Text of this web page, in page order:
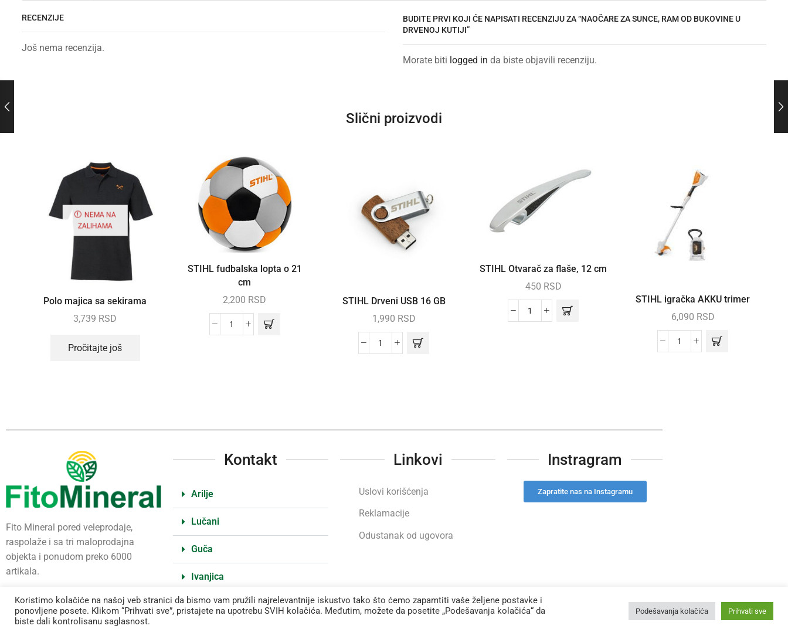
RECENZIJE
Još nema recenzija.
BUDITE PRVI KOJI ĆE NAPISATI RECENZIJU ZA “NAOČARE ZA SUNCE, RAM OD BUKOVINE U
DRVENOJ KUTIJI”
Morate biti logged in da biste objavili recenziju.
Slični proizvodi
NEMA NA
ZALIHAMA
Polo majica sa sekirama
3,739 RSD
Pročitajte još
STIHL fudbalska lopta o 21
cm
2,200 RSD
STIHL Drveni USB 16 GB
1,990 RSD
STIHL Otvarač za flaše, 12 cm
450 RSD
STIHL igračka AKKU trimer
6,090 RSD
Fito Mineral pored veleprodaje,
raspolaže i sa tri maloprodajna
objekta i ponudom preko 6000
artikala.
Kontakt
Arilje
Lučani
Guča
Ivanjica
Linkovi
Uslovi korišćenja
Reklamacije
Odustanak od ugovora
Instragram
Zapratite nas na Instagramu
Sva prava zadržana ©2023 Fitomineral
Izrada sajta Strix Counsulting
Koristimo kolačiće na našoj veb stranici da bismo vam pružili najrelevantnije iskustvo tako što ćemo zapamtiti vaše željene postavke i
ponovljene posete. Klikom “Prihvati sve”, pristajete na upotrebu SVIH kolačića. Međutim, možete da posetite „Podešavanja kolačića“ da
biste dali kontrolisanu saglasnost.
Podešavanja kolačića Prihvati sve